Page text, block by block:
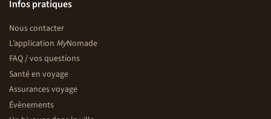
Infos pratiques
Nous contacter
L’application MyNomade
FAQ / vos questions
Santé en voyage
Assurances voyage
Évènements